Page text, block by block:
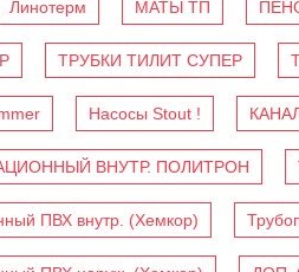
Линотерм МАТЫ ТП
ТРУБКИ ТИЛИТ СУПЕР
Насосы Stout !
ВНУТР. ПОЛИТРОН
ПВХ внутр. (Хемкор)